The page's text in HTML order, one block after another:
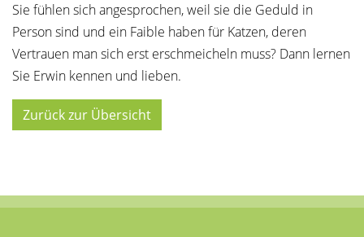
Sie fühlen sich angesprochen, weil sie die Geduld in
Person sind und ein Faible haben für Katzen, deren
Vertrauen man sich erst erschmeicheln muss? Dann lernen
Sie Erwin kennen und lieben.
Zurück zur Übersicht